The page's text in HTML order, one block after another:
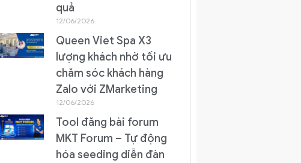
quả
12/06/2026
Queen Viet Spa X3
lượng khách nhờ tối ưu
chăm sóc khách hàng
Zalo với ZMarketing
12/06/2026
Tool đăng bài forum
MKT Forum – Tự động
hóa seeding diễn đàn